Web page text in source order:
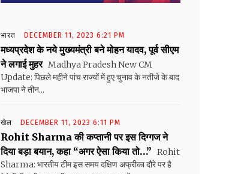
भारत DECEMBER 11, 2023 6:21 PM
मध्यप्रदेश के नये मुख्यमंत्री बने मोहन यादव, पूर्व सीएम
ने लगाई मुहर Madhya Pradesh New CM
Update: पिछले महीने पांच राज्यों में हुए चुनाव के नतीजे के बाद
भाजपा ने तीन...
खेल DECEMBER 11, 2023 6:11 PM
Rohit Sharma की कप्तानी पर इस दिग्गज ने
दिया बड़ा बयान, कहा “अगर ऐसा किया तो…” Rohit
Sharma: भारतीय टीम इस समय दक्षिण अफ्रीका दौरे पर है